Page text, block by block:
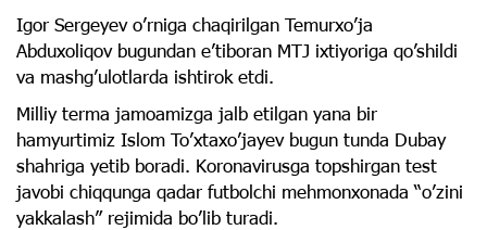
Igor Sergeyev o’rniga chaqirilgan Temurxo’ja
Abduxoliqov bugundan e’tiboran MTJ ixtiyoriga qo’shildi
va mashg’ulotlarda ishtirok etdi.
Milliy terma jamoamizga jalb etilgan yana bir
hamyurtimiz Islom To’xtaxo’jayev bugun tunda Dubay
shahriga yetib boradi. Koronavirusga topshirgan test
javobi chiqqunga qadar futbolchi mehmonxonada “o’zini
yakkalash” rejimida bo’lib turadi.